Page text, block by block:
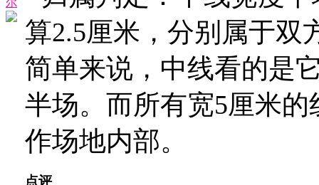
算2.5厘米，分别属于双
简单来说，中线看的是
半场。而所有宽5厘米
作场地内部。
点评